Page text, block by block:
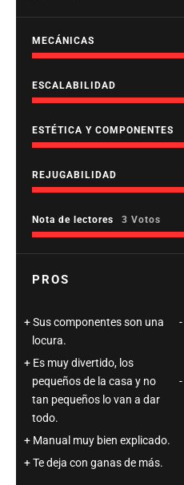
MECÁNICAS
ESCALABILIDAD
ESTÉTICA Y COMPONENTES
REJUGABILIDAD
Nota de lectores 3 Votos
PROS
Sus componentes son una
locura.
Es muy divertido, los
pequeños de la casa y no
tan pequeños lo van a dar
todo.
Manual muy bien explicado.
Te deja con ganas de más.